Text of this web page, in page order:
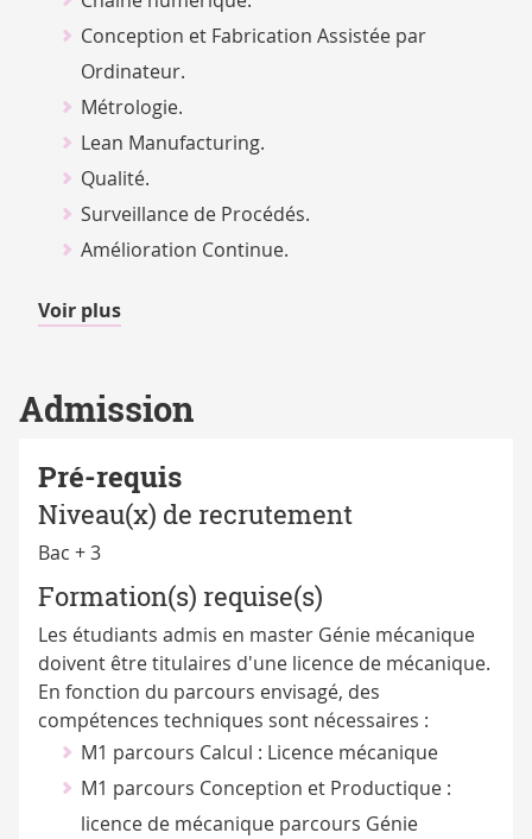
Conception et Fabrication Assistée par
Ordinateur.
Métrologie.
Lean Manufacturing.
Qualité.
Surveillance de Procédés.
Amélioration Continue.
Voir plusde
Admission
Pré-requis
Niveau(x) de recrutement
Bac + 3
Formation(s) requise(s)
Les étudiants admis en master Génie mécanique
doivent être titulaires d'une licence de mécanique.
En fonction du parcours envisagé, des
compétences techniques sont nécessaires :
M1 parcours Calcul : Licence mécanique
M1 parcours Conception et Productique :
licence de mécanique parcours Génie